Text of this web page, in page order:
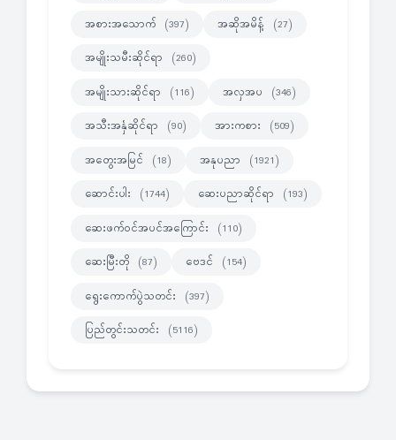
အစားအသောက် (397) အဆိုအမိန့် (27)
အမျိုးသမီးဆိုင်ရာ (260)
အမျိုးသားဆိုင်ရာ (116) အလှအပ (346)
အသီးအနှံဆိုင်ရာ (90) အားကစား (509)
အတွေးအမြင် (18) အနုပညာ (1921)
ဆောင်းပါး (1744) ဆေးပညာဆိုင်ရာ (193)
ဆေးဖက်ဝင်အပင်အကြောင်း (110)
ဆေးမြီးတို (87) ဗေဒင် (154)
ရွေးကောက်ပွဲသတင်း (397)
ပြည်တွင်းသတင်း (5116)